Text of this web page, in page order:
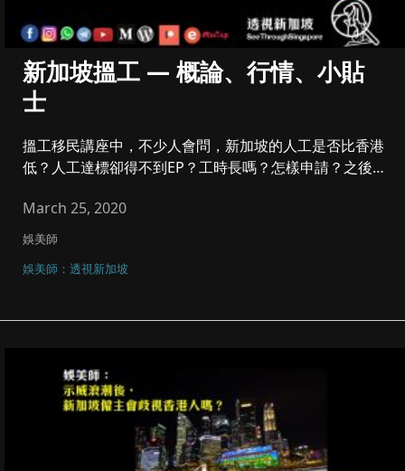
新加坡搵工 — 概論、行情、小貼
士
搵工移民講座中，不少人會問，新加坡的人工是否比香港
低？人工達標卻得不到EP？工時長嗎？怎樣申請？之後會
March 25, 2020
娛美師
娛美師：透視新加坡